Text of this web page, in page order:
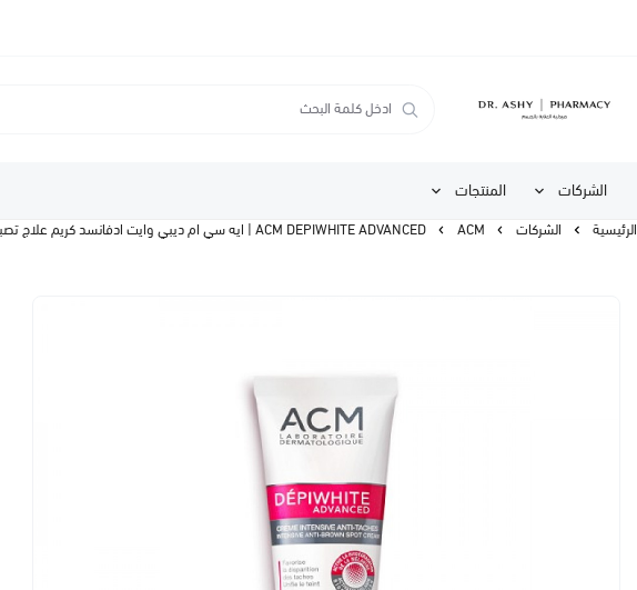
الشركات المنتجات
الرئيسية الشركات ACM ACM DEPIWHITE ADVANCED | ايه سي ام ديبي وايت ادفانسد كريم علاج تصبغات الجلد، 40 مل